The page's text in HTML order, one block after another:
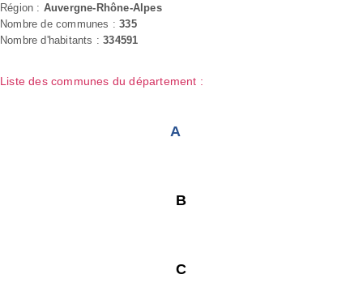
Région : Auvergne-Rhône-Alpes
Nombre de communes :335
Nombre d'habitants :334591
Liste des communes du département :
A
B
C